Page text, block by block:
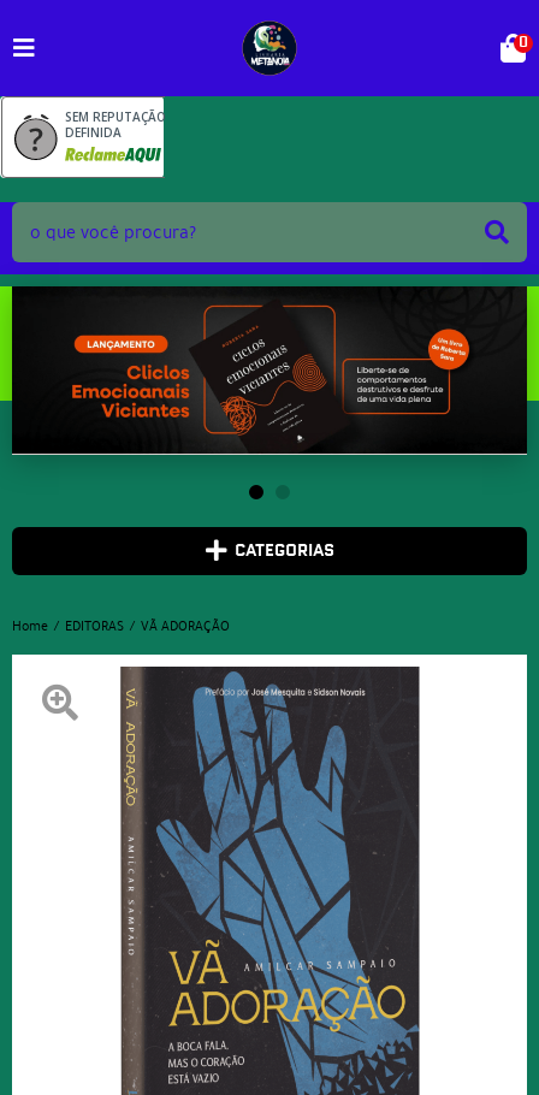
SEM REPUTAÇÃO
DEFINIDA
0
CATEGORIAS
Home EDITORAS VÃ ADORAÇÃO